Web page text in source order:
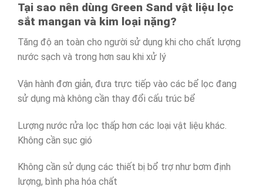
Tại sao nên dùng Green Sand vật liệu lọc
sắt mangan và kim loại nặng?
Tăng độ an toàn cho người sử dụng khi cho chất lượng
nước sạch và trong hơn sau khi xử lý
Vận hành đơn giản, đưa trực tiếp vào các bể lọc đang
sử dụng mà không cần thay đổi cấu trúc bể
Lượng nước rửa lọc thấp hơn các loại vật liệu khác.
Không cần sục gió
Không cần sử dụng các thiết bị bổ trợ như bơm định
lượng, bình pha hóa chất